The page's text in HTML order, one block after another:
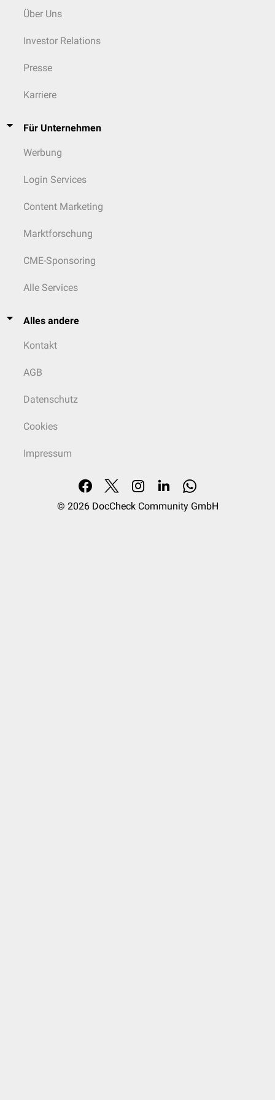
Über Uns
Investor Relations
Presse
Karriere
Für Unternehmen
Werbung
Login Services
Content Marketing
Marktforschung
CME-Sponsoring
Alle Services
Alles andere
Kontakt
AGB
Datenschutz
Cookies
Impressum
© 2026 DocCheck Community GmbH